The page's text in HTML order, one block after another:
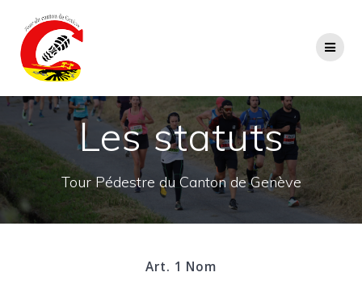
Les statuts
Tour Pédestre du Canton de Genève
Art. 1 Nom